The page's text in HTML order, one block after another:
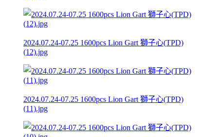
2024.07.24-07.25 1600pcs Lion Gart 獅子心(TPD)
(12).jpg
2024.07.24-07.25 1600pcs Lion Gart 獅子心(TPD)
(11).jpg